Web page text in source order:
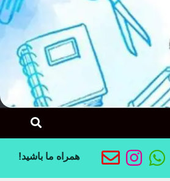
همراه ما باشید!